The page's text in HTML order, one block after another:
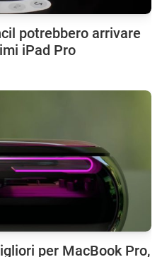
potrebbero arrivare
iPad Pro
per MacBook Pro,